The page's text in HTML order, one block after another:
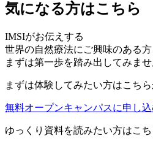
気になる方はこちら
IMSIがお伝えする
世界の自然療法にご興味のある方
まずは第一歩を踏み出してみませ
まずは体験してみたい方はこちら
無料オープンキャンパスに申し込
ゆっくり資料を読みたい方はこち